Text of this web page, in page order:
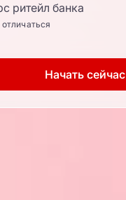
ритейл банка
Начать сейчас